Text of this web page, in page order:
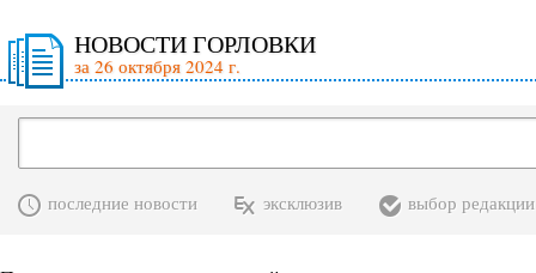
НОВОСТИ ГОРЛОВКИ
за 26 октября 2024 г.
последние новости эксклюзив выбор редакции